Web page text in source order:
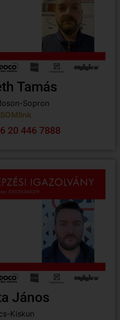
Tamás
Sopron
SOMlink
20 446 7888
János
Kiskun